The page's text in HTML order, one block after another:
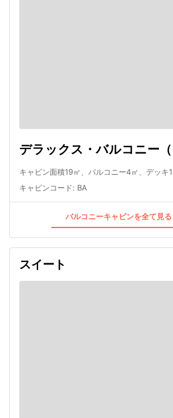
デラックス・バルコニー（
キャビン面積19㎡、バルコニー4㎡、デッキ
キャビンコード: BA
バルコニーキャビンを全て見
スイート